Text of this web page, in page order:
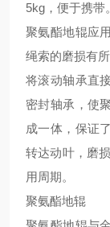
5kg，便于携带。
聚氨酯地辊应
绳索的磨损有所
将滚动轴承直
密封轴承，使
成一体，保证
转达动叶，磨
用 周期。
聚氨酯地辊